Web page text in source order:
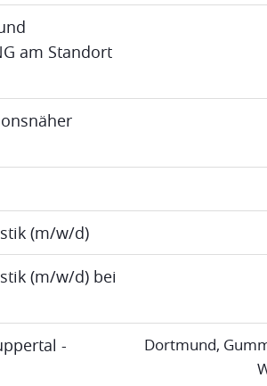
am Standort
(m/w/d)
(m/w/d) bei
-
Dortmund,